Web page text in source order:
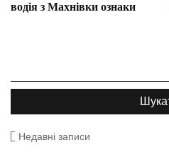
водія з Махнівки ознаки
Недавні записи